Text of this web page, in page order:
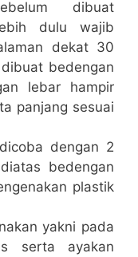
dibuat
dulu wajib
dekat 30
bedengan
lebar hampir
panjang sesuai
dengan 2
bedengan
plastik
yakni pada
serta ayakan